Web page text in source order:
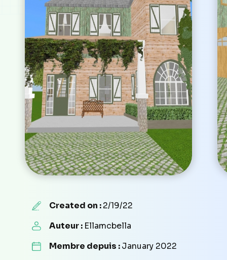
Created on :2/19/22
Auteur : Ellamcbella
Membre depuis :January 2022